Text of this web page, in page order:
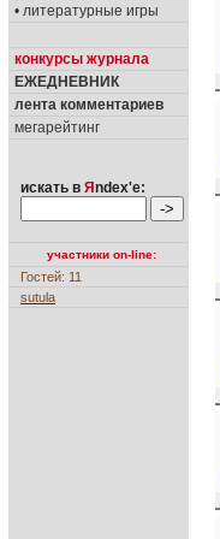
• литературные игры
конкурсы журнала
ЕЖЕДНЕВНИК
лента комментариев
мегарейтинг
искать в Я ndex'е:
участники on-line:
Гостей: 11
sutula